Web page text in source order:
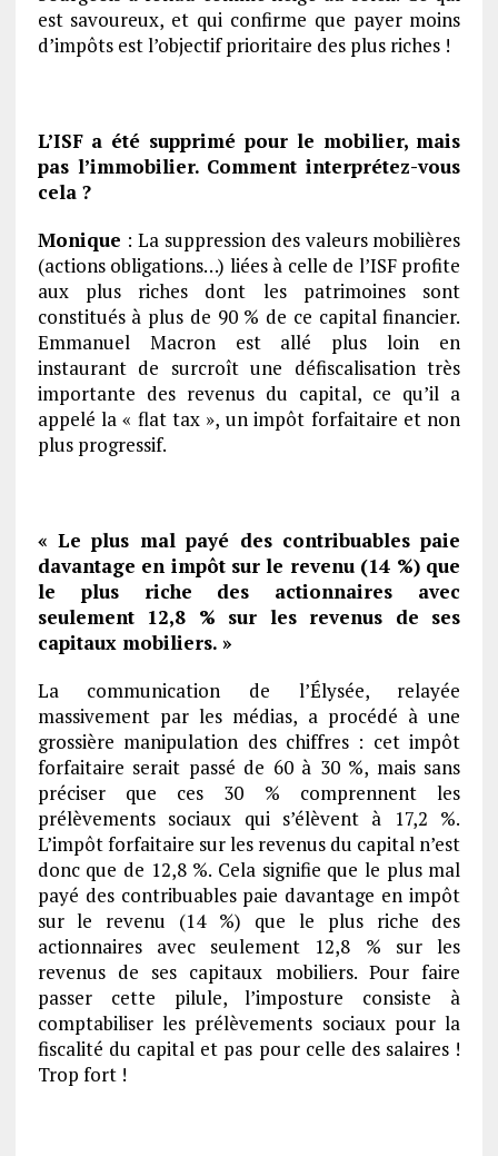
est savoureux, et qui confirme que payer moins
d’impôts est l’objectif prioritaire des plus riches !
L’ISF a été supprimé pour le mobilier, mais
pas l’immobilier. Comment interprétez-vous
cela ?
Monique : La suppression des valeurs mobilières
(actions obligations…) liées à celle de l’ISF profite
aux plus riches dont les patrimoines sont
constitués à plus de 90 % de ce capital financier.
Emmanuel Macron est allé plus loin en
instaurant de surcroît une défiscalisation très
importante des revenus du capital, ce qu’il a
appelé la « flat tax », un impôt forfaitaire et non
plus progressif.
« Le plus mal payé des contribuables paie
davantage en impôt sur le revenu (14 %) que
le plus riche des actionnaires avec
seulement 12,8 % sur les revenus de ses
capitaux mobiliers. »
La communication de l’Élysée, relayée
massivement par les médias, a procédé à une
grossière manipulation des chiffres : cet impôt
forfaitaire serait passé de 60 à 30 %, mais sans
préciser que ces 30 % comprennent les
prélèvements sociaux qui s’élèvent à 17,2 %.
L’impôt forfaitaire sur les revenus du capital n’est
donc que de 12,8 %. Cela signifie que le plus mal
payé des contribuables paie davantage en impôt
sur le revenu (14 %) que le plus riche des
actionnaires avec seulement 12,8 % sur les
revenus de ses capitaux mobiliers. Pour faire
passer cette pilule, l’imposture consiste à
comptabiliser les prélèvements sociaux pour la
fiscalité du capital et pas pour celle des salaires !
Trop fort !